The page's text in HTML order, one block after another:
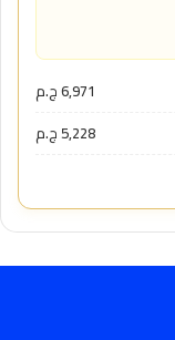
6,971 ج.م
5,228 ج.م